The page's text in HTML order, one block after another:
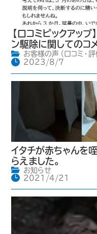
【口コミピックアッ
ン駆除に関してのコ
お客様の声（口コミ・評
2023/8/7
イタチが赤ちゃんを
らえました。
お知らせ
2021/4/21